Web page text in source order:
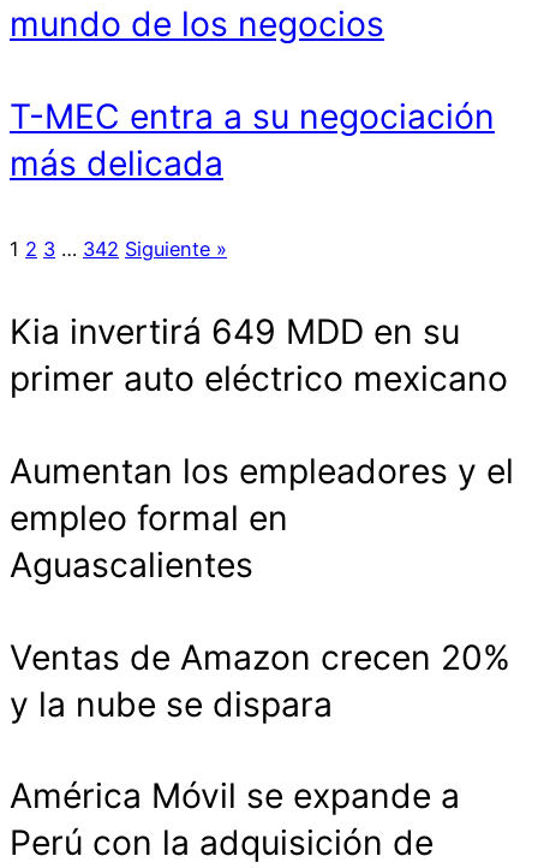
mundo de los negocios
T-MEC entra a su negociación
más delicada
1 2 3 … 342 Siguiente »
Kia invertirá 649 MDD en su
primer auto eléctrico mexicano
Aumentan los empleadores y el
empleo formal en
Aguascalientes
Ventas de Amazon crecen 20%
y la nube se dispara
América Móvil se expande a
Perú con la adquisición de